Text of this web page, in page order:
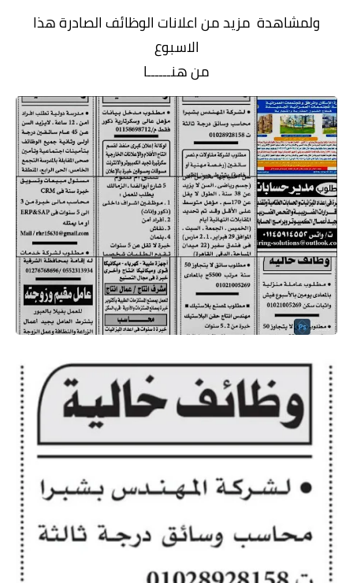
ولمشاهدة مزيد من اعلانات الوظائف الصادرة هذا
الاسبوع
من هنــــــا